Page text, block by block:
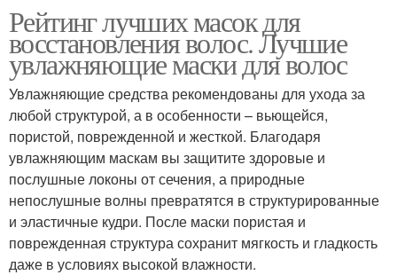
Рейтинг лучших масок для
восстановления волос. Лучшие
увлажняющие маски для волос
Увлажняющие средства рекомендованы для ухода за
любой структурой, а в особенности – вьющейся,
пористой, поврежденной и жесткой. Благодаря
увлажняющим маскам вы защитите здоровые и
послушные локоны от сечения, а природные
непослушные волны превратятся в структурированные
и эластичные кудри. После маски пористая и
поврежденная структура сохранит мягкость и гладкость
даже в условиях высокой влажности.